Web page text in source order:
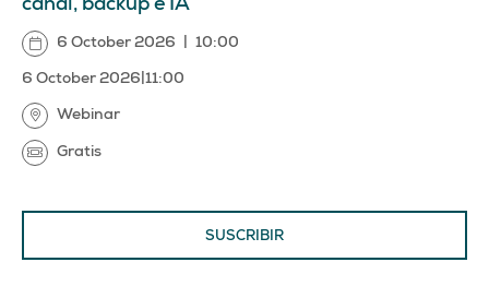
canal, backup e IA
6 October 2026 10:00
6 October 2026 11:00
Webinar
Gratis
SUSCRIBIR